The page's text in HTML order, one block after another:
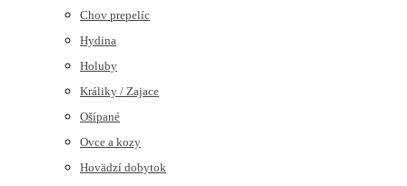
Chov prepelíc
Hydina
Holuby
Králiky / Zajace
Ošípané
Ovce a kozy
Hovädzí dobytok